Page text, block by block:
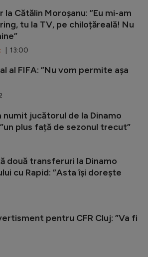
Cătălin Moroșanu: ”Eu mi-am
tu la TV, pe chiloțăreală! Nu
| 13:00
al FIFA: ”Nu vom permite așa
numit jucătorul de la Dinamo
plus față de sezonul trecut”
două transferuri la Dinamo
cu Rapid: ”Asta își dorește
pentru CFR Cluj: ”Va fi